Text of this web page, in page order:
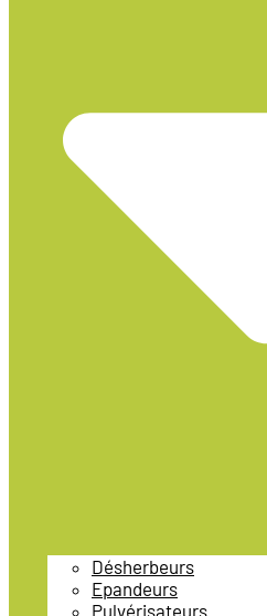
Désherbeurs
Epandeurs
Pulvérisateurs